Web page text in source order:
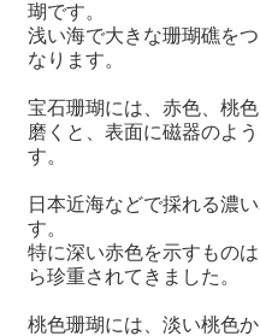
瑚です。
浅い海で大きな珊瑚礁を
なります。
宝石珊瑚には、赤色、桃
磨くと、表面に磁器のよ
す。
日本近海などで採れる濃
す。
特に深い赤色を示すもの
ら珍重されてきました。
桃色珊瑚には、淡い桃色